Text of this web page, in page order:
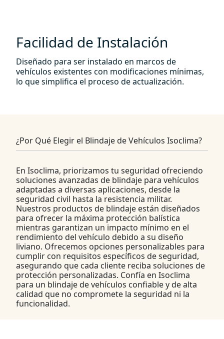
Facilidad de Instalación
Diseñado para ser instalado en marcos de
vehículos existentes con modificaciones mínimas,
lo que simplifica el proceso de actualización.
¿Por Qué Elegir el Blindaje de Vehículos Isoclima?
En Isoclima, priorizamos tu seguridad ofreciendo
soluciones avanzadas de blindaje para vehículos
adaptadas a diversas aplicaciones, desde la
seguridad civil hasta la resistencia militar.
Nuestros productos de blindaje están diseñados
para ofrecer la máxima protección balística
mientras garantizan un impacto mínimo en el
rendimiento del vehículo debido a su diseño
liviano. Ofrecemos opciones personalizables para
cumplir con requisitos específicos de seguridad,
asegurando que cada cliente reciba soluciones de
protección personalizadas. Confía en Isoclima
para un blindaje de vehículos confiable y de alta
calidad que no compromete la seguridad ni la
funcionalidad.